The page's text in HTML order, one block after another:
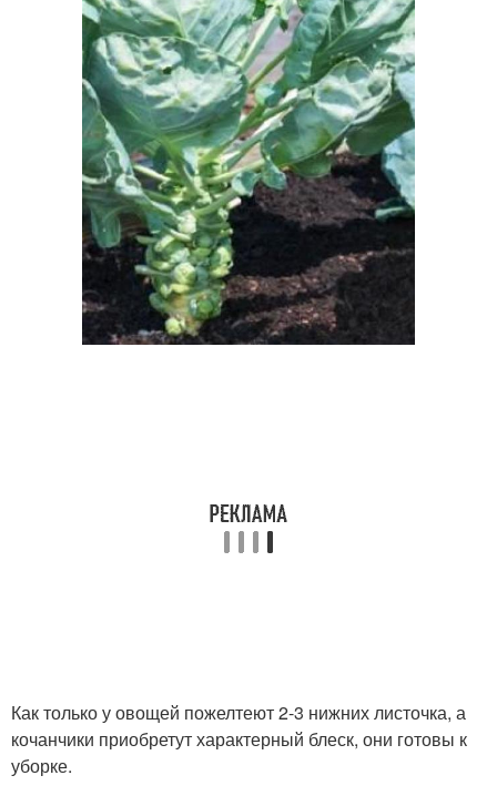
Как только у овощей пожелтеют 2-3 нижних листочка, а
кочанчики приобретут характерный блеск, они готовы к
уборке.